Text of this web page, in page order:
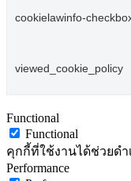
cookielawinfo-
viewed_cookie_policy
Functional
Functional
คุกกี้ที่ใช้งานได้ช่วยด
Performance